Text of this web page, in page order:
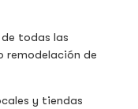
todas las
remodelación de
y tiendas